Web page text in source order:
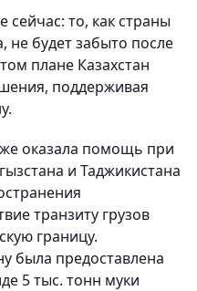
сейчас: то, как страны
не будет забыто после
плане Казахстан
поддерживая
оказала помощь при
и Таджикистана
транзиту грузов
границу.
была предоставлена
5 тыс. тонн муки